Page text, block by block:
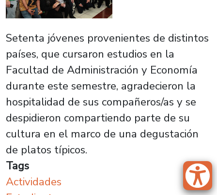
Setenta jóvenes provenientes de distintos
países, que cursaron estudios en la
Facultad de Administración y Economía
durante este semestre, agradecieron la
hospitalidad de sus compañeros/as y se
despidieron compartiendo parte de su
cultura en el marco de una degustación
de platos típicos.
Tags
Actividades